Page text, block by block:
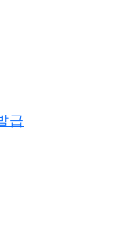
급